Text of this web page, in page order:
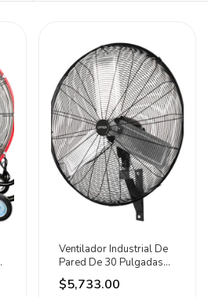
Ventilador Industrial De
Pared De 30 Pulgadas
Urrea 76.2 Cm 60 Hz
Negro Plateado Aluminio
$5,733.00